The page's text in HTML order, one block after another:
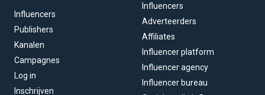
Influencers
Publishers
Kanalen
Campagnes
Log in
Inschrijven
Influencers
Adverteerders
Affiliates
Influencer platform
Influencer agency
Influencer bureau